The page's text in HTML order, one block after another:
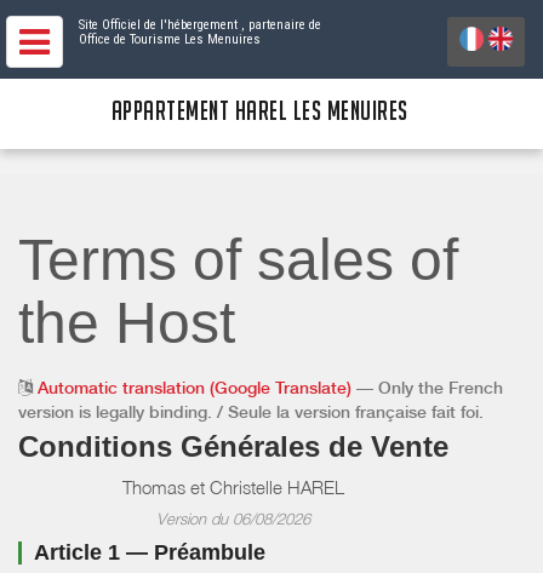
Site Officiel de l'hébergement , partenaire de
Office de Tourisme Les Menuires
APPARTEMENT HAREL LES MENUIRES
Terms of sales of
the Host
Automatic translation (Google Translate) — Only the French
version is legally binding. / Seule la version française fait foi.
Conditions Générales de Vente
Thomas et Christelle HAREL
Version du 06/08/2026
Article 1 — Préambule